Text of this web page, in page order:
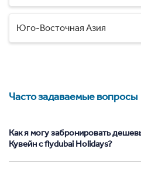
Юго-Восточная Азия
Часто задаваемые вопросы
Как я могу забронировать
Кувейн с flydubai Holidays?